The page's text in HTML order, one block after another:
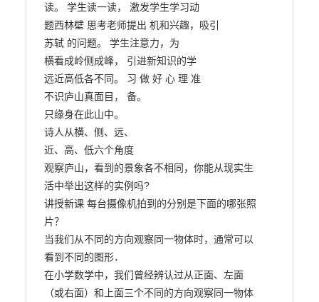
读。 学生读一读， 激发学生学习动
题西林壁 思考老师提出 机和兴趣，吸引
苏轼 的问题。 学生注意力，为
横看成岭侧成峰， 引进新知识的学
远近高低各不同。 习 做 好 心 理 准
不识庐山真面目， 备。
只缘身在此山中。
诗人从横、侧、远、
近、高、低六个角度
观察庐山，看到的景象各不相同，你能从现实生
活中举出这样的实例吗?
讲授新课 每台摄像机拍到的分别是下面的哪张照
片？
当我们从不同的方向观察同一物体时，通常可以
看到不同的图形．
在小学数学中，我们曾经辨认过从正面、左面
（或右面）和上面三个不同的方向观察同一物体